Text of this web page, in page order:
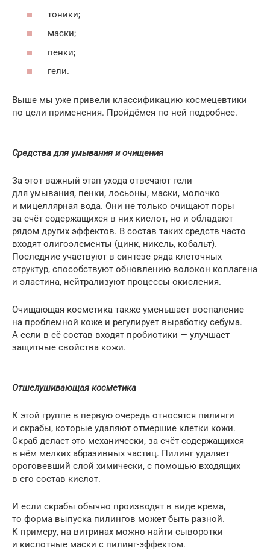
тоники;
маски;
пенки;
гели.
Выше мы уже привели классификацию космецевтики
по цели применения. Пройдёмся по ней подробнее.
Средства для умывания и очищения
За этот важный этап ухода отвечают гели
для умывания, пенки, лосьоны, маски, молочко
и мицеллярная вода. Они не только очищают поры
за счёт содержащихся в них кислот, но и обладают
рядом других эффектов. В состав таких средств часто
входят олигоэлементы (цинк, никель, кобальт).
Последние участвуют в синтезе ряда клеточных
структур, способствуют обновлению волокон коллагена
и эластина, нейтрализуют процессы окисления.
Очищающая косметика также уменьшает воспаление
на проблемной коже и регулирует выработку себума.
А если в её состав входят пробиотики — улучшает
защитные свойства кожи.
Отшелушивающая косметика
К этой группе в первую очередь относятся пилинги
и скрабы, которые удаляют отмершие клетки кожи.
Скраб делает это механически, за счёт содержащихся
в нём мелких абразивных частиц. Пилинг удаляет
ороговевший слой химически, с помощью входящих
в его состав кислот.
И если скрабы обычно производят в виде крема,
то форма выпуска пилингов может быть разной.
К примеру, на витринах можно найти сыворотки
и кислотные маски с пилинг-эффектом.